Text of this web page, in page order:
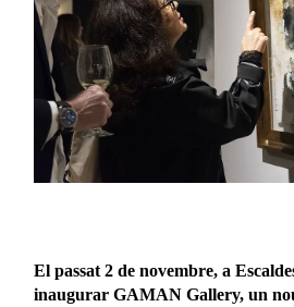
El passat 2 de novembre, a
inaugurar GAMAN Gallery, un